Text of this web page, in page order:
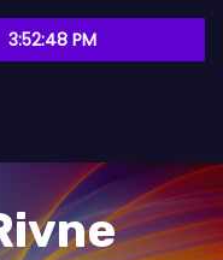
3:52:49 PM